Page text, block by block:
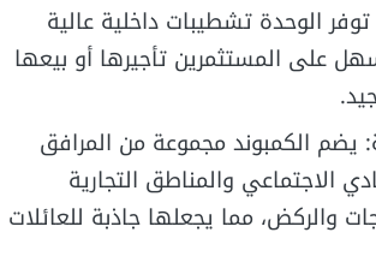
الوحدة تشطيبات داخلية عالية
على المستثمرين تأجيرها أو بيعها
يضم الكمبوند مجموعة من المرافق
الاجتماعي والمناطق التجارية
والركض، مما يجعلها جاذبة للعائلات